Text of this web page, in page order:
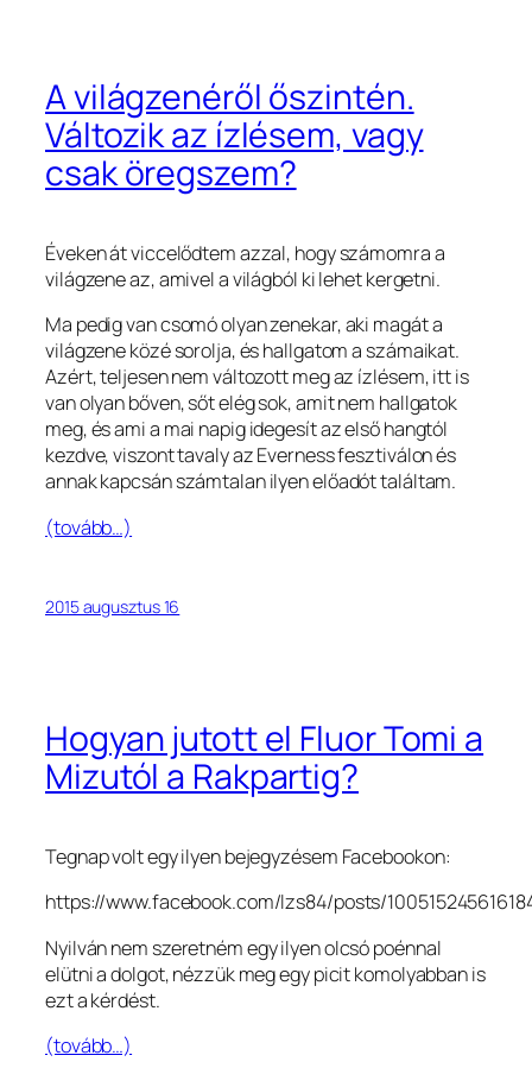
A világzenéről őszintén.
Változik az ízlésem, vagy
csak öregszem?
Éveken át viccelődtem azzal, hogy számomra a
világzene az, amivel a világból ki lehet kergetni.
Ma pedig van csomó olyan zenekar, aki magát a
világzene közé sorolja, és hallgatom a számaikat.
Azért, teljesen nem változott meg az ízlésem, itt is
van olyan bőven, sőt elég sok, amit nem hallgatok
meg, és ami a mai napig idegesít az első hangtól
kezdve, viszont tavaly az Everness fesztiválon és
annak kapcsán számtalan ilyen előadót találtam.
(tovább…)
2015 augusztus 16
Hogyan jutott el Fluor Tomi a
Mizutól a Rakpartig?
Tegnap volt egy ilyen bejegyzésem Facebookon:
https://www.facebook.com/lzs84/posts/
Nyilván nem szeretném egy ilyen olcsó poénnal
elütni a dolgot, nézzük meg egy picit komolyabban is
ezt a kérdést.
(tovább…)